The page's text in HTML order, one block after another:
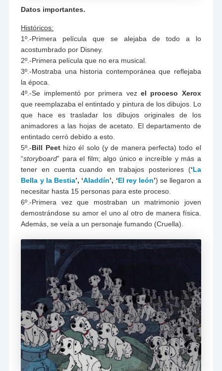
Datos importantes.
Históricos:
1º.-Primera película que se alejaba de todo a lo
acostumbrado por Disney.
2º.-Primera película que no era musical.
3º.-Mostraba una historia contemporánea que reflejaba
la época.
4º.-Se implementó por primera vez el proceso Xerox
que reemplazaba el entintado y pintura de los dibujos. Lo
que hace es trasladar los dibujos originales de los
animadores a las hojas de acetato. El departamento de
entintado cerró debido a esto.
5º.-Bill Peet hizo él solo (y de manera perfecta) todo el
“storyboard” para el film; algo único e increíble y más a
tener en cuenta cuando en trabajos posteriores (‘La
Bella y la Bestia’, ‘Aladdín’, ‘El rey león’) se llegaron a
necesitar hasta 15 personas para este proceso.
6º.-Primera vez que mostraban un matrimonio joven
demostrándose su amor el uno al otro de manera física.
Además, se veía a un personaje fumando (Cruella).